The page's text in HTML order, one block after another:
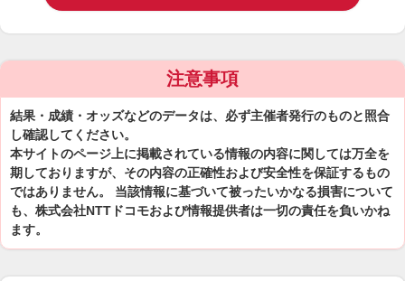
注意事項
結果・成績・オッズなどのデータは、必ず主催者発行のものと照合
し確認してください。
本サイトのページ上に掲載されている情報の内容に関しては万全を
期しておりますが、その内容の正確性および安全性を保証するもの
ではありません。 当該情報に基づいて被ったいかなる損害について
も、株式会社NTTドコモおよび情報提供者は一切の責任を負いかね
ます。